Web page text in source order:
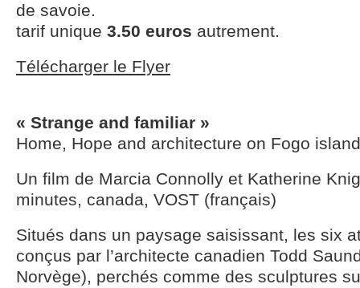
de savoie.
tarif unique 3.50 euros autrement.
Télécharger le Flyer
« Strange and familiar »
Home, Hope and architecture on Fogo island
Un film de Marcia Connolly et Katherine
minutes, canada, VOST (français)
Situés dans un paysage saisissant, les six
conçus par l’architecte canadien Todd
Norvège), perchés comme des sculptures